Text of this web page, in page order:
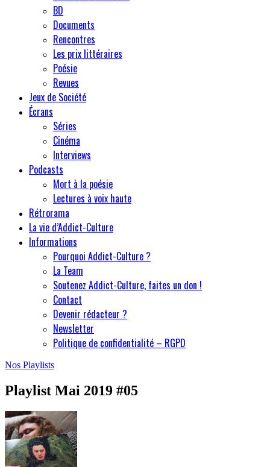
BD
Documents
Rencontres
Les prix littéraires
Poésie
Revues
Jeux de Société
Écrans
Séries
Cinéma
Interviews
Podcasts
Mort à la poésie
Lectures à voix haute
Rétrorama
La vie d’Addict-Culture
Informations
Pourquoi Addict-Culture ?
La Team
Soutenez Addict-Culture, faites un don !
Contact
Devenir rédacteur ?
Newsletter
Politique de confidentialité – RGPD
Nos Playlists
Playlist Mai 2019 #05